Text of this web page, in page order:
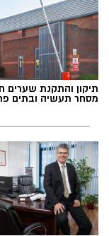
תיקון והתקנת שערים
מסחר תעשיה ובתים